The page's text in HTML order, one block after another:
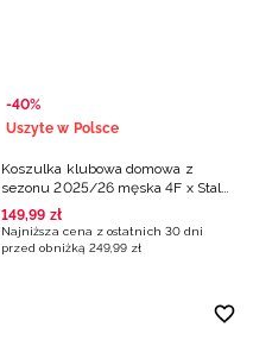
-40%
Uszyte w Polsce
Koszulka klubowa domowa z
sezonu 2025/26 męska 4F x Stal
Mielec - biała
149,99 zł
Najniższa cena z ostatnich 30 dni
przed obniżką 249,99 zł